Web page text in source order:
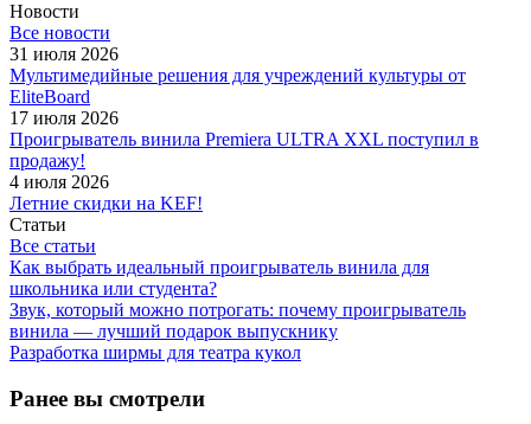
Новости
Все новости
31 июля 2026
Мультимедийные решения для учреждений культуры от
EliteBoard
17 июля 2026
Проигрыватель винила Premiera ULTRA XXL поступил в
продажу!
4 июля 2026
Летние скидки на KEF!
Статьи
Все статьи
Как выбрать идеальный проигрыватель винила для
школьника или студента?
Звук, который можно потрогать: почему проигрыватель
винила — лучший подарок выпускнику
Разработка ширмы для театра кукол
Ранее вы смотрели